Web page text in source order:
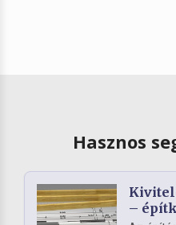
Hasznos
–